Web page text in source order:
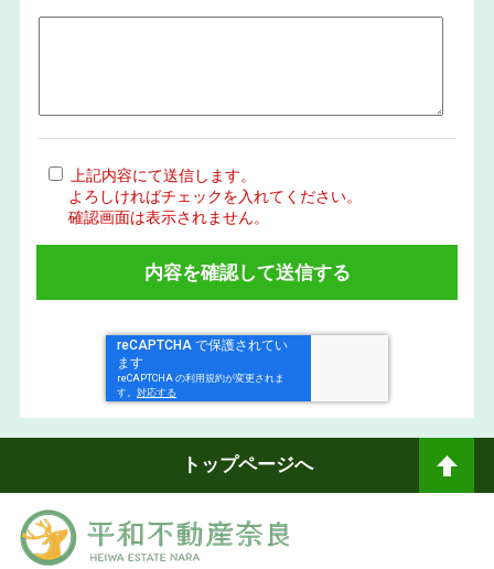
上記内容にて送信します。
よろしければチェックを入れてください。
確認画面は表示されません。
トップページへ
ージトップへ